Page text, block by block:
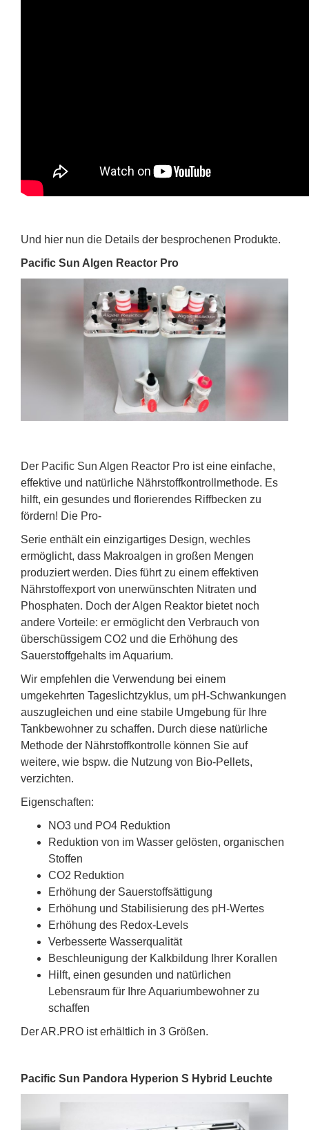
Und hier nun die Details der besprochenen Produkte.
Pacific Sun Algen Reactor Pro
Der Pacific Sun Algen Reactor Pro ist eine einfache,
effektive und natürliche Nährstoffkontrollmethode. Es
hilft, ein gesundes und florierendes Riffbecken zu
fördern! Die Pro-
Serie enthält ein einzigartiges Design, wechles
ermöglicht, dass Makroalgen in großen Mengen
produziert werden. Dies führt zu einem effektiven
Nährstoffexport von unerwünschten Nitraten und
Phosphaten. Doch der Algen Reaktor bietet noch
andere Vorteile: er ermöglicht den Verbrauch von
überschüssigem CO2 und die Erhöhung des
Sauerstoffgehalts im Aquarium.
Wir empfehlen die Verwendung bei einem
umgekehrten Tageslichtzyklus, um pH-Schwankungen
auszugleichen und eine stabile Umgebung für Ihre
Tankbewohner zu schaffen. Durch diese natürliche
Methode der Nährstoffkontrolle können Sie auf
weitere, wie bspw. die Nutzung von Bio-Pellets,
verzichten.
Eigenschaften:
NO3 und PO4 Reduktion
Reduktion von im Wasser gelösten, organischen
Stoffen
CO2 Reduktion
Erhöhung der Sauerstoffsättigung
Erhöhung und Stabilisierung des pH-Wertes
Erhöhung des Redox-Levels
Verbesserte Wasserqualität
Beschleunigung der Kalkbildung Ihrer Korallen
Hilft, einen gesunden und natürlichen
Lebensraum für Ihre Aquariumbewohner zu
schaffen
Der AR.PRO ist erhältlich in 3 Größen.
Pacific Sun Pandora Hyperion S Hybrid Leuchte